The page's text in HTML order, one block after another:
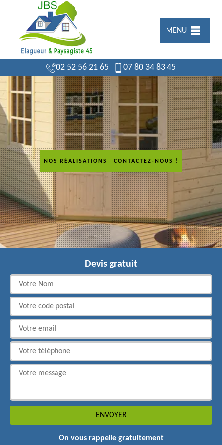
MENU
02 52 56 21 65 07 80 34 83 45
NOS RÉALISATIONS CONTACTEZ-NOUS !
Devis gratuit
On vous rappelle gratuitement